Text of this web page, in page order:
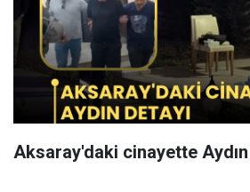
Aksaray'daki cinayette Aydın